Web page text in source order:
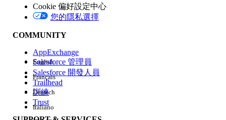
版本
經驗
Cookie 偏好設定中心
您的隱私選擇
COMMUNITY
AppExchange
Salesforce 管理員
Salesforce 開發人員
Trailhead
訓練
Trust
English
Français
Deutsch
Italiano